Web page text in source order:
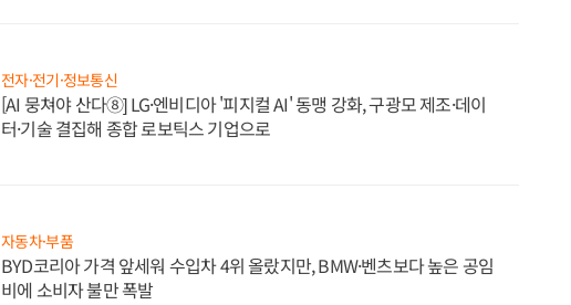
전자·전기·정보통신
[AI 뭉쳐야 산다⑧] LG·엔비디아 '피지컬 AI' 동맹 강화, 구광모 제조·데이
터·기술 결집해 종합 로보틱스 기업으로
자동차·부품
BYD코리아 가격 앞세워 수입차 4위 올랐지만, BMW·벤츠보다 높은 공임
비에 소비자 불만 폭발